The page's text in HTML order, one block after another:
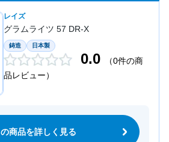
レイズ
グラムライツ 57 DR-X
鋳造 日本製
0.0
（0件の商
品レビュー）
商品を詳しく見る